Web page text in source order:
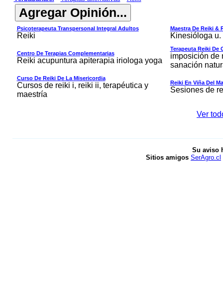
Psicoterapeuta Transpersonal Integral Adultos
Reiki
Maestra De Reiki &
Kinesióloga
Centro De Terapias Complementarias
Reiki acupuntura apiterapia iriologa yoga
Terapeuta Reiki De
imposición de
sanación
Curso De Reiki De La Misericordia
Cursos de reiki i, reiki ii, terapéutica y
maestría
Reiki En Viña Del
Sesiones de
Ver
Su aviso
Sitios amigos SerAgro.cl